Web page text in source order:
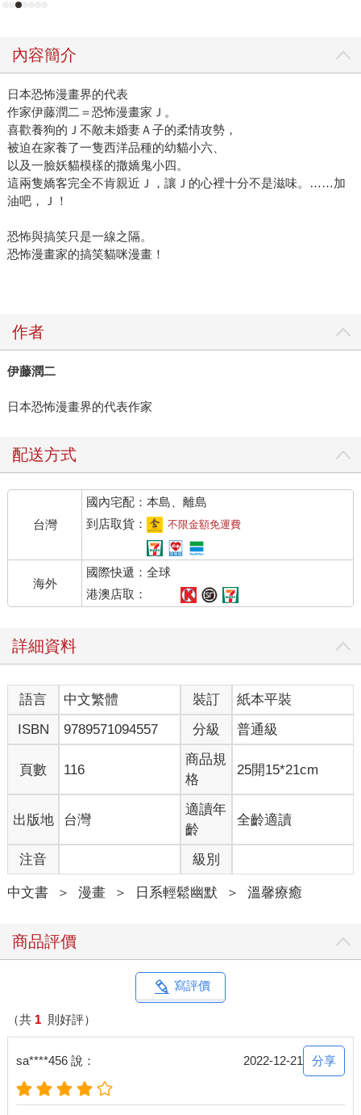
內容簡介
日本恐怖漫畫界的代表
作家伊藤潤二＝恐怖漫畫家Ｊ。
喜歡養狗的Ｊ不敵未婚妻Ａ子的柔情攻勢，
被迫在家養了一隻西洋品種的幼貓小六、
以及一臉妖貓模樣的撒嬌鬼小四。
這兩隻嬌客完全不肯親近Ｊ，讓Ｊ的心裡十分不是滋味。……加
油吧，Ｊ！
恐怖與搞笑只是一線之隔。
恐怖漫畫家的搞笑貓咪漫畫！
作者
伊藤潤二
日本恐怖漫畫界的代表作家
配送方式
台灣
國內宅配：本島、離島
到店取貨：
不限金額免運費
海外
國際快遞：全球
港澳店取：
詳細資料
語言 中文繁體 裝訂
紙本平裝
ISBN
9789571094557 分級 普通級
頁數 116
商品規
格
25開15*21cm
出版地 台灣
適讀年
齡
全齡適讀
注音 級別
中文書 ＞ 漫畫 ＞ 日系輕鬆幽默 ＞ 溫馨療癒
商品評價
寫評價
（共 1 則好評）
sa****456 說： 2022-12-21 分享